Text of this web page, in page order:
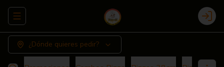
Abrir menu de navegación Login
¿Dónde quieres pedir?